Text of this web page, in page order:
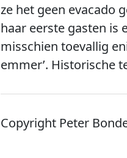
ze het geen evacado
haar eerste gasten is
misschien toevallig
emmer’. Historische
Copyright Peter